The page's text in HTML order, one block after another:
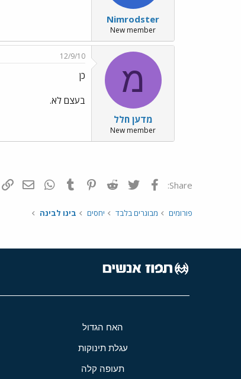
Nimrodster
New member
מ
מדען חלל
New member
12/9/10
כן
בעצם לא.
Share: פייסבוק Twitter
Reddit
Pinterest
Tumblr
WhatsApp
דואר
פורומים מבוגרים בלבד יחסים בינו לבינה
האח הגדול
עגלת תינוקות
תעופה קלה